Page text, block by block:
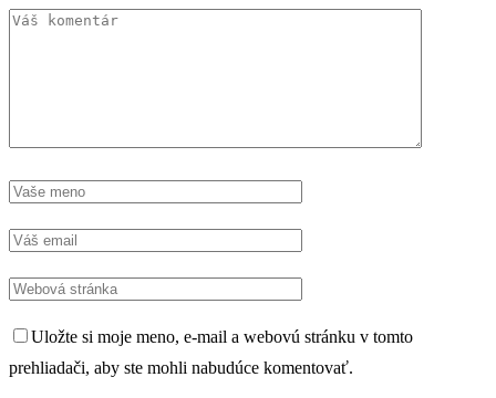
Uložte si moje meno, e-mail a webovú stránku v tomto
prehliadači, aby ste mohli nabudúce komentovať.